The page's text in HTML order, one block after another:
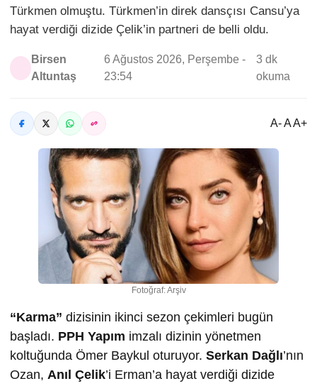
Türkmen olmuştu. Türkmen’in direk dansçısı Cansu’ya
hayat verdiği dizide Çelik’in partneri de belli oldu.
Birsen
Altuntaş
6 Ağustos 2026, Perşembe -
23:54
3 dk
okuma
A- A A+
Fotoğraf: Arşiv
“Karma” dizisinin ikinci sezon çekimleri bugün
başladı. PPH Yapım imzalı dizinin yönetmen
koltuğunda Ömer Baykul oturuyor. Serkan Dağlı’nın
Ozan, Anıl Çelik’i Erman’a hayat verdiği dizide